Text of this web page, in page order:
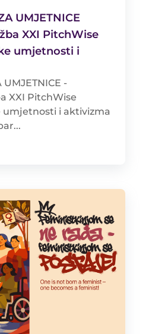
UMJETNICE
XXI PitchWise
umjetnosti i
UMJETNICE -
XXI PitchWise
umjetnosti i aktivizma